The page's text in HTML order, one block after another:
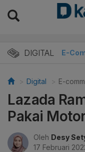
DIGITAL E-
Digital E-
Lazada
Pakai
Oleh Desy
17 Februari